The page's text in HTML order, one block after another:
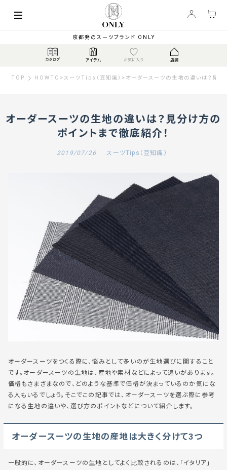
京都発のスーツブランド ONLY
TOP HOWTO >スーツTips（豆知識） > オーダースーツの生地の違いは？見分
オーダースーツの生地の違いは？見分け方の
ポイントまで徹底紹介！
2019/07/26 スーツTips（豆知識）
オーダースーツをつくる際に、悩みとして多いのが生地選びに関すること
です。オーダースーツの生地は、産地や素材などによって違いがあります。
価格もさまざまなので、どのような基準で価格が決まっているのか気にな
る人もいるでしょう。そこでこの記事では、オーダースーツを選ぶ際に参考
になる生地の違いや、選び方のポイントなどについて紹介します。
オーダースーツの生地の産地は大きく分けて3つ
一般的に、オーダースーツの生地としてよく比較されるのは、 「イタリア」